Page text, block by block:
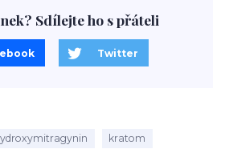
Sdílejte ho s přáteli
Twitter
kratom